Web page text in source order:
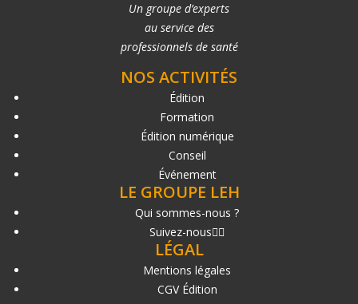
Un groupe d’experts
au service des
professionnels de santé
NOS ACTIVITÉS
Édition
Formation
Édition numérique
Conseil
Événement
LE GROUPE LEH
Qui sommes-nous ?
Suivez-nous
LÉGAL
Mentions légales
CGV Édition